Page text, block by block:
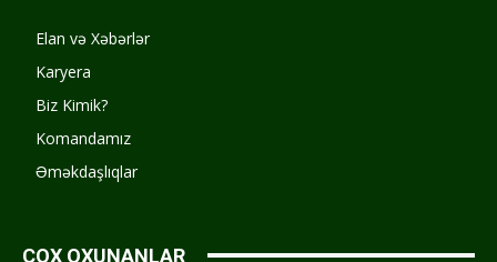
Elan və Xəbərlər
Karyera
Biz Kimik?
Komandamız
Əməkdaşlıqlar
ÇOX OXUNANLAR